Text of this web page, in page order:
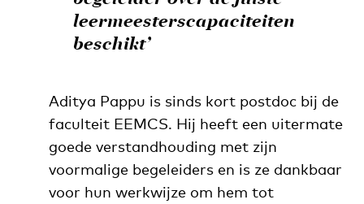
leermeesterscapaciteiten
beschikt’
Aditya Pappu is sinds kort postdoc bij de
faculteit EEMCS. Hij heeft een uitermate
goede verstandhouding met zijn
voormalige begeleiders en is ze dankbaar
voor hun werkwijze om hem tot